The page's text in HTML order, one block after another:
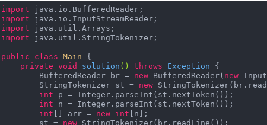
import
import
import
import java.util.StringTokenizer;
public class Main
{
private void solution () throws Exception {
        BufferedReader br =
new BufferedReader( new
        StringTokenizer st =
new
int p = Integer.parseInt(st.nextToken());
int n = Integer.parseInt(st.nextToken());
int [] arr = new int [n];
        st =
new StringTokenizer(br.readLine());